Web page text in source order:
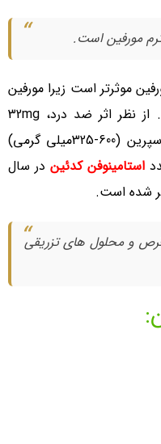
موثرتر است زیرا مورفین
خوراکی 6/1 تا 15/1 اثر تزریقی دارد. از نظر اثر ضد درد، 32mg
کدئین خوراکی معادل 1 تا 2 قرص آسپرین (600-325میلی گرمی)
استامینوفن کدئین در سال
و محلول های تزریقی